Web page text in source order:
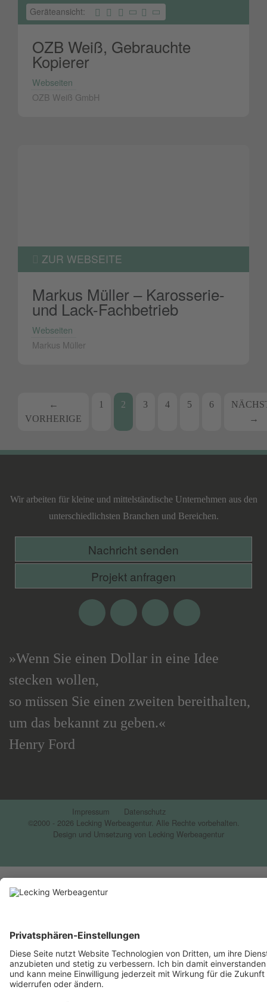
Geräteansicht:
OZB Weiß, Gebrauchte
Kopierer
Webseiten
OZB Weiß GmbH
ZUR WEBSEITE
Markus Müller – Karosserie-
und Lack-Fachbetrieb
Webseiten
Markus Müller
Beitrags-
Navigation
←
VORHERIGE
1 2 3 4 5 6
→
Werbeagentur
Wir arbeiten für kleine und mittelständische Unternehmen aus den
unterschiedlichsten Branchen und Bereichen.
Nachricht senden
Projekt anfragen
FacebookGoogle
Plus
Twitter Xing
»Wenn Sie einen Dollar in eine Idee
stecken wollen,
so müssen Sie einen zweiten bereithalten,
um das bekannt zu geben.«
Henry Ford
Impressum
Datenschutz
©2000 - 2026 Lecking Werbeagentur. Alle Rechte vorbehalten.
Design und Umsetzung von Lecking Werbeagentur